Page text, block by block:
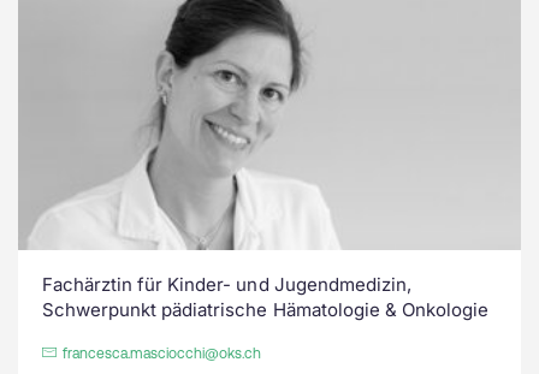
Fachärztin für Kinder- und Jugendmedizin,
Schwerpunkt pädiatrische Hämatologie & Onkologie
francesca.masciocchi@oks.ch